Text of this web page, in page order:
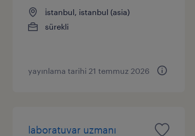
i̇stanbul, istanbul (asia)
sürekli
yayınlama tarihi 21 temmuz 2026
laboratuvar uzmanı